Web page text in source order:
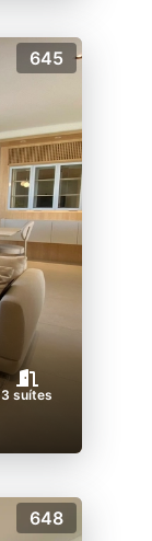
645
3 suítes
648